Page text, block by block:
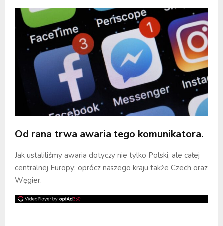
Od rana trwa awaria tego komunikatora.
Jak ustaliliśmy awaria dotyczy nie tylko Polski, ale całej
centralnej Europy: oprócz naszego kraju także Czech oraz
Węgier.